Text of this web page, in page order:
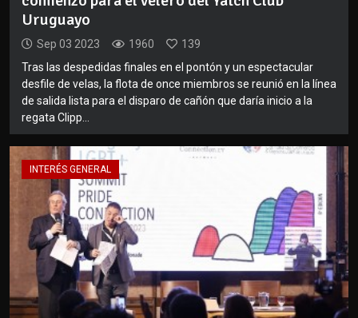
Uruguayo
Sep 03 2023 1960
139
Tras las despedidas finales en el pontón y un espectacular
desfile de velas, la flota de once miembros se reunió en la línea
de salida lista para el disparo de cañón que daría inicio a la
regata Clipp...
INTERÉS GENERAL